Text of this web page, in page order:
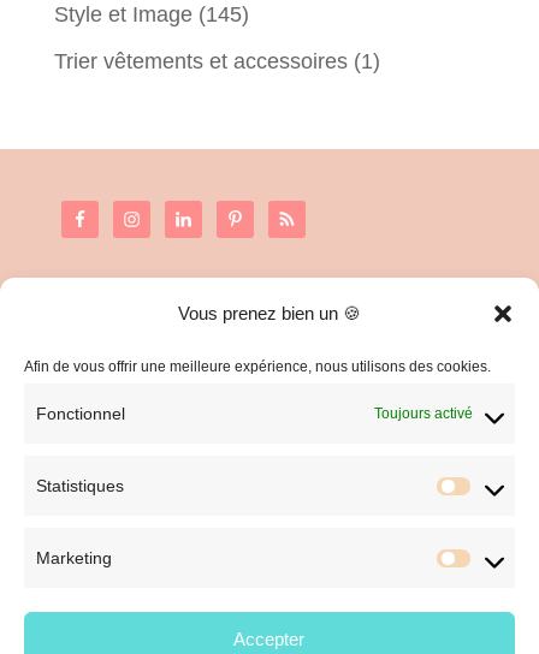
Vous prenez bien un 🍪
Afin de vous offrir une meilleure expérience, nous utilisons des cookies.
Fonctionnel Toujours activé
Statistiques
Marketing
Accepter
Style et Image(145)
Trier vêtements et accessoires(1)
C.G.V. et Mentions Légales